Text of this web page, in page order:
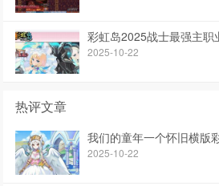
彩虹岛2025战士最强主职
2025-10-22
热评文章
我们的童年一个怀旧横版
2025-10-22